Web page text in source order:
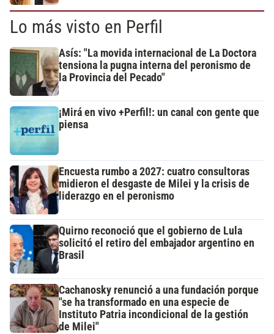
Lo más visto en Perfil
Asís: "La movida internacional de La Doctora
tensiona la pugna interna del peronismo de
la Provincia del Pecado"
¡Mirá en vivo +Perfil!: un canal con gente que
piensa
Encuesta rumbo a 2027: cuatro consultoras
midieron el desgaste de Milei y la crisis de
liderazgo en el peronismo
Quirno reconoció que el gobierno de Lula
solicitó el retiro del embajador argentino en
Brasil
Cachanosky renunció a una fundación porque
"se ha transformado en una especie de
Instituto Patria incondicional de la gestión
de Milei"